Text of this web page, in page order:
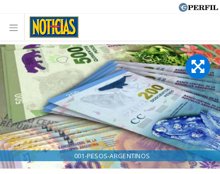
001-PESOS-ARGENTINOS